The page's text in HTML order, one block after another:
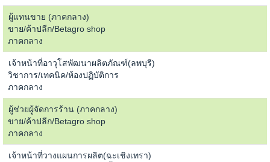
ผู้แทนขาย (ภาคกลาง)
ขาย/ค้าปลีก/Betagro shop
ภาคกลาง
เจ้าหน้าที่อาวุโสพัฒนาผลิตภัณฑ์(ลพบุรี)
วิชาการ/เทคนิค/ห้องปฏิบัติการ
ภาคกลาง
ผู้ช่วยผู้จัดการร้าน (ภาคกลาง)
ขาย/ค้าปลีก/Betagro shop
ภาคกลาง
เจ้าหน้าที่วางแผนการผลิต(ฉะเชิงเทรา)